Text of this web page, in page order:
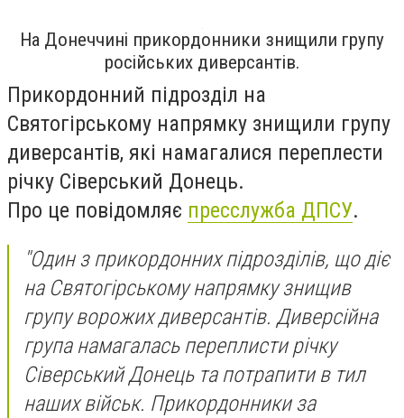
На Донеччині прикордонники знищили групу
російських диверсантів.
Прикордонний підрозділ на
Святогірському напрямку знищили групу
диверсантів, які намагалися переплести
річку Сіверський Донець.
Про це повідомляє пресслужба ДПСУ.
"Один з прикордонних підрозділів, що діє
на Святогірському напрямку знищив
групу ворожих диверсантів. Диверсійна
група намагалась переплисти річку
Сіверський Донець та потрапити в тил
наших військ. Прикордонники за